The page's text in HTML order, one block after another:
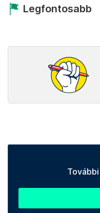
Legfontosabb